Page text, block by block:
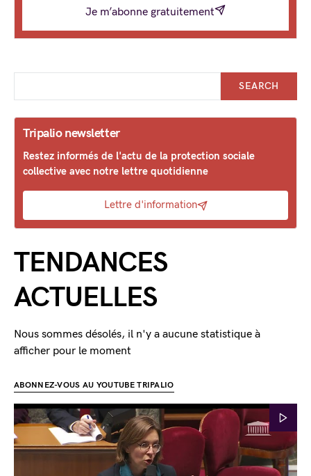
Je m’abonne gratuitement
SEARCH
Tripalio newsletter
Restez informés de l'actu de la protection sociale
collective avec notre lettre quotidienne
Lettre d'information
TENDANCES
ACTUELLES
Nous sommes désolés, il n'y a aucune statistique à
afficher pour le moment
ABONNEZ-VOUS AU YOUTUBE TRIPALIO